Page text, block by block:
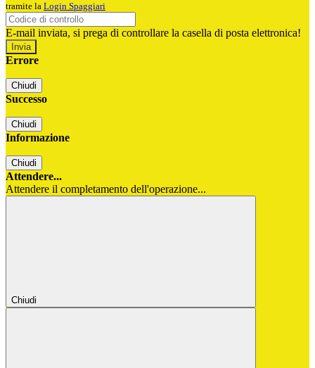
tramite la Login Spaggiari
E-mail inviata, si prega di controllare la casella di posta elettronica!
Errore
Chiudi
Successo
Chiudi
Informazione
Chiudi
Attendere...
Attendere il completamento dell'operazione...
Chiudi